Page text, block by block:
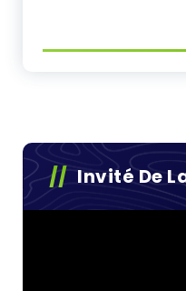
Invité De